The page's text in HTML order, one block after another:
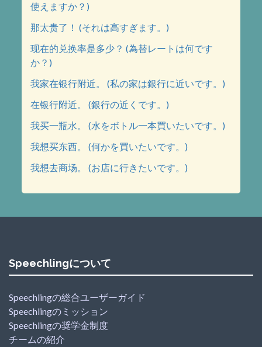
使えますか？)
那太贵了！ (それは高すぎます。)
现在的兑换率是多少？ (為替レートは何です
か？)
我家在银行附近。 (私の家は銀行に近いです。)
在银行附近。 (銀行の近くです。)
我买一瓶水。 (水をボトル一本買いたいです。)
我想买东西。 (何かを買いたいです。)
我想去商场。 (お店に行きたいです。)
Speechlingについて
Speechlingの総合ユーザーガイド
Speechlingのミッション
Speechlingの奨学金制度
チームの紹介